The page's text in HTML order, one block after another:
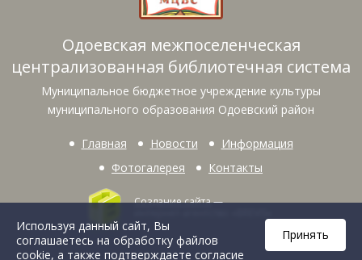
Одоевская межпоселенческая
централизованная библиотечная система
Муниципальное бюджетное учреждение культуры
муниципального образования Одоевский район
Главная Новости
Информация
Фотогалерея
Контакты
Создание сайта—
Используя данный сайт, Вы
соглашаетесь на обработку файлов
cookie, а также подтверждаете согласие
Принять